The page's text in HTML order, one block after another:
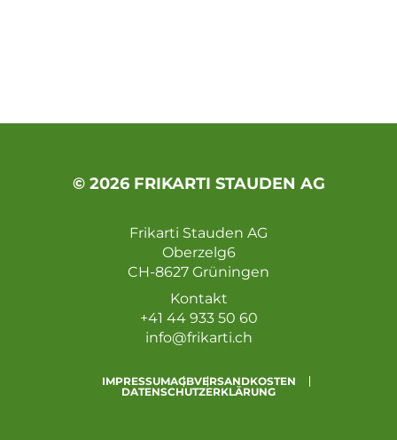
© 2026 FRIKARTI STAUDEN AG
Frikarti Stauden AG
Oberzelg6
CH-8627 Grüningen
Kontakt
+41 44 933 50 60
info@frikarti.ch
IMPRESSUMAGBVERSANDKOSTEN
DATENSCHUTZERKLÄRUNG